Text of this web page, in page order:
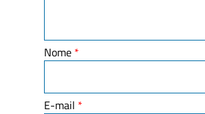
Nome *
E-mail *